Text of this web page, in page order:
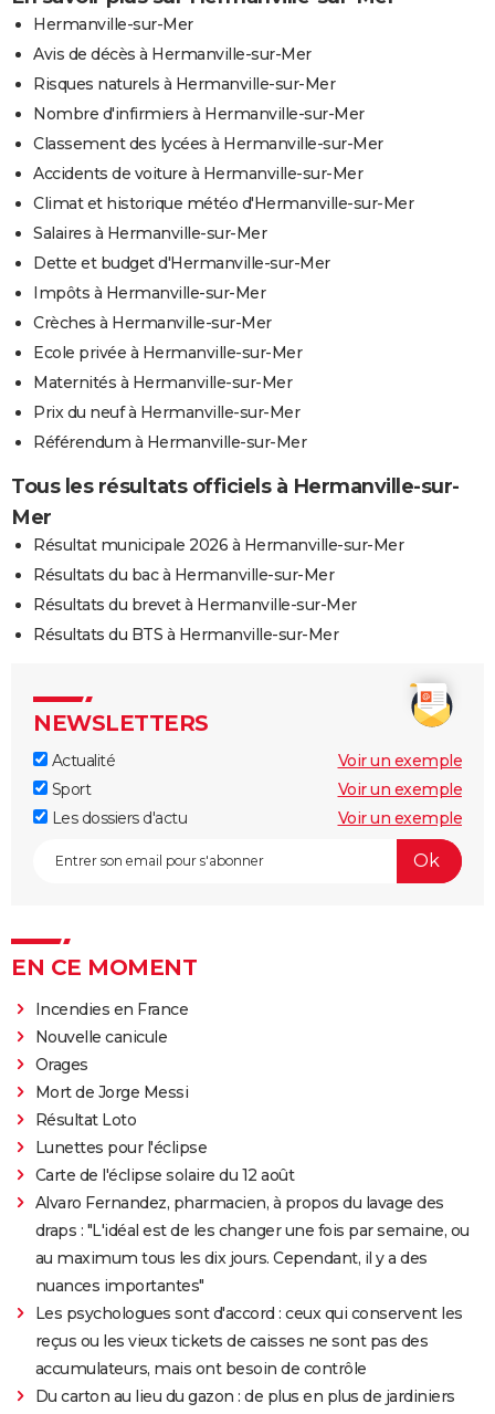
Hermanville-sur-Mer
Avis de décès à Hermanville-sur-Mer
Risques naturels à Hermanville-sur-Mer
Nombre d'infirmiers à Hermanville-sur-Mer
Classement des lycées à Hermanville-sur-Mer
Accidents de voiture à Hermanville-sur-Mer
Climat et historique météo d'Hermanville-sur-Mer
Salaires à Hermanville-sur-Mer
Dette et budget d'Hermanville-sur-Mer
Impôts à Hermanville-sur-Mer
Crèches à Hermanville-sur-Mer
Ecole privée à Hermanville-sur-Mer
Maternités à Hermanville-sur-Mer
Prix du neuf à Hermanville-sur-Mer
Référendum à Hermanville-sur-Mer
Tous les résultats officiels à Hermanville-sur-
Mer
Résultat municipale 2026 à Hermanville-sur-Mer
Résultats du bac à Hermanville-sur-Mer
Résultats du brevet à Hermanville-sur-Mer
Résultats du BTS à Hermanville-sur-Mer
NEWSLETTERS
Actualité
Voir un exemple
Sport
Voir un exemple
Les dossiers d'actu
Voir un exemple
EN CE MOMENT
Incendies en France
Nouvelle canicule
Orages
Mort de Jorge Messi
Résultat Loto
Lunettes pour l'éclipse
Carte de l'éclipse solaire du 12 août
Alvaro Fernandez, pharmacien, à propos du lavage des
draps : "L'idéal est de les changer une fois par semaine, ou
au maximum tous les dix jours. Cependant, il y a des
nuances importantes"
Les psychologues sont d'accord : ceux qui conservent les
reçus ou les vieux tickets de caisses ne sont pas des
accumulateurs, mais ont besoin de contrôle
Du carton au lieu du gazon : de plus en plus de jardiniers